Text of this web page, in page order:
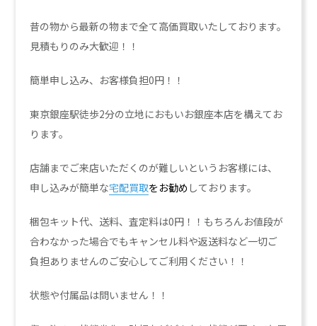
昔の物から最新の物まで全て高価買取いたしております。
見積もりのみ大歓迎！！
簡単申し込み、お客様負担0円！！
東京銀座駅徒歩2分の立地におもいお銀座本店を構えてお
ります。
店舗までご来店いただくのが難しいというお客様には、
申し込みが簡単な宅配買取をお勧め しております。
梱包キット代、送料、査定料は0円！！もちろんお値段が
合わなかった場合でもキャンセル料や返送料など一切ご
負担ありませんのご安心してご利用ください！！
状態や付属品は問いません！！